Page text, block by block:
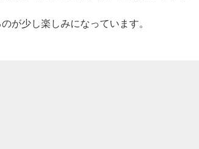
が少し楽しみになっています。